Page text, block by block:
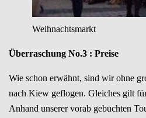
Weihnachtsmarkt
Überraschung No.3 : Preise
Wie schon erwähnt, sind wir ohne
nach Kiew geflogen. Gleiches gilt
Anhand unserer vorab gebuchten